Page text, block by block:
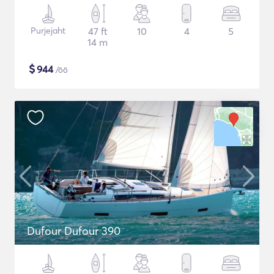
Purjejaht
47 ft
14 m
10 4 5
$944/öö
Dufour Dufour 390